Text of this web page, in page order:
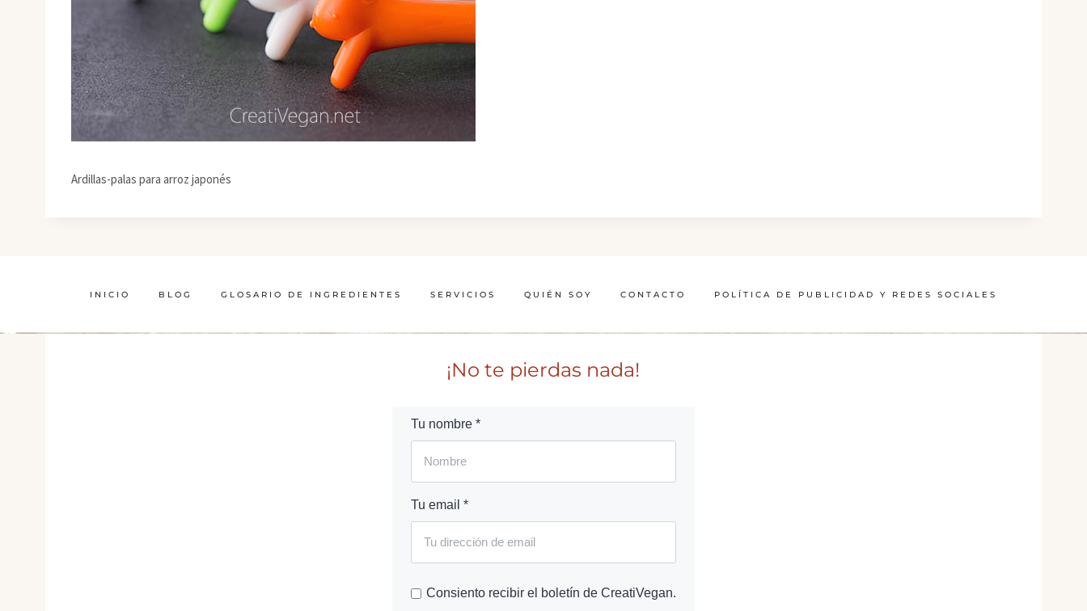
Ardillas-palas para arroz japonés
INICIO BLOG GLOSARIO DE INGREDIENTES SERVICIOS QUIÉN SOY CONTACTO POLÍTICA DE PUBLICIDAD Y REDES SOCIALES
¡No te pierdas nada!
Tu nombre *
Tu email *
Consiento recibir el boletín de CreatiVegan.